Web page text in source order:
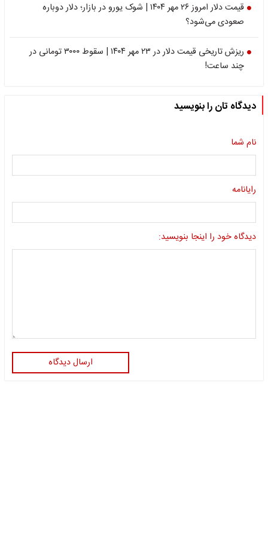
قیمت دلار امروز ۲۶ مهر ۱۴۰۴ | شوک یورو در بازار؛ دلار دوباره
صعودی می‌شود؟
ریزش تاریخی قیمت دلار در ۲۳ مهر ۱۴۰۴ | سقوط ۳۰۰۰ تومانی در
چند ساعت!
دیدگاه تان را بنویسید
نام شما
رایانامه
دیدگاه خود را اینجا بنویسید:
ارسال دیدگاه